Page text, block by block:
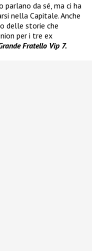
da sé, ma ci ha
nella Capitale. Anche
delle storie che
per i tre ex
Fratello Vip 7.